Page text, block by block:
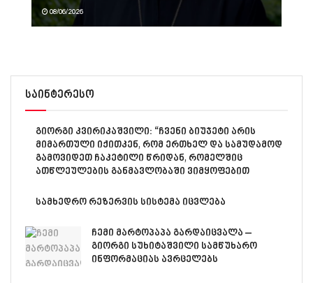
08/06/2026
საინტერესო
გიორგი კვირიკაშვილი: “ჩვენი ბიუჯეტი არის
მიმართული იქითკენ, რომ ერთხელ და სამუდამოდ
გამოვიდეთ ჩაკეტილი წრიდან, რომელშიც
ათწლეულების განმავლობაში ვიმყოფებით
სამხედრო რეზერვის სისტემა იცვლება
ჩემი მარტოპაპა გარდაიცვალა –
გიორგი სუხიტაშვილი სამწუხარო
ინფორმაციას ავრცელებს